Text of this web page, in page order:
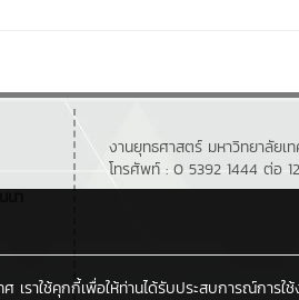
นา
งานยุทธศาสตร์ มหาวิทยาลัยเ
โทรศัพท์ : 0 5392 1444 ต่อ
ศ เราใช้คุกกี้เพื่อให้ท่านได้รับประสบการณ์การใ